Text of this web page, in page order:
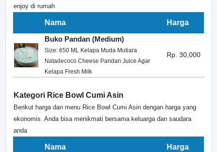
enjoy di rumah
Nama
Harga
Buko Pandan (Medium)
Size: 650 ML Kelapa Muda Mutiara
Natadecoco Cheese Pandan Juice Agar
Kelapa Fresh Milk
Rp. 30,000
Kategori Rice Bowl Cumi Asin
Berikut harga dan menu Rice Bowl Cumi Asin dengan harga yang
ekonomis. Anda bisa menikmati bersama keluarga dan saudara
anda
Nama
Harga